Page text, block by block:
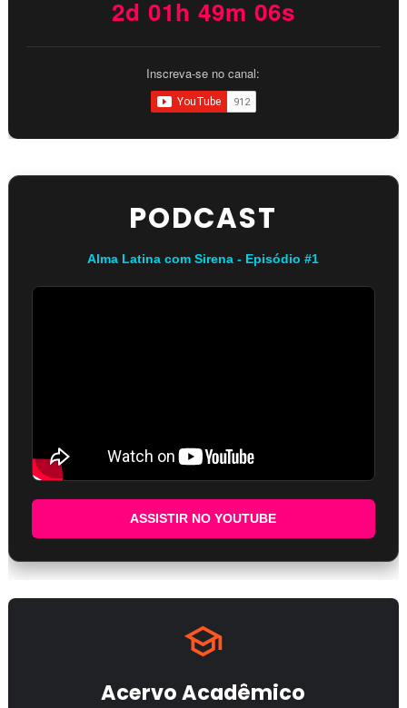
2d 01h 49m 06s
Inscreva-se no canal:
PODCAST
Alma Latina com Sirena - Episódio #1
ASSISTIR NO YOUTUBE
Acervo Acadêmico